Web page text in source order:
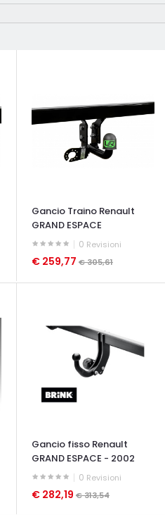
Gancio Traino Renault
GRAND ESPACE
0 Revisioni
€ 259,77 € 305,61
Gancio fisso Renault
GRAND ESPACE - 2002
2015
0 Revisioni
€ 282,19 € 313,54